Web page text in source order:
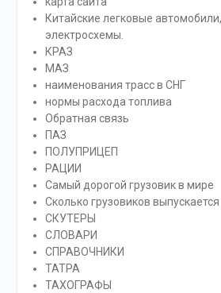
Китайские легковые
электросхемы.
КРАЗ
МАЗ
наименования трасс в СНГ
нормы расхода топлива
Обратная связь
ПАЗ
ПОЛУПРИЦЕП
РАЦИИ
Самый дорогой грузовик в мире
Сколько грузовиков
СКУТЕРЫ
СЛОВАРИ
СПРАВОЧНИКИ
ТАТРА
ТАХОГРАФЫ